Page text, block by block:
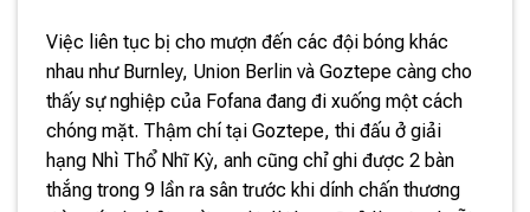
Việc liên tục bị cho mượn đến các đội bóng khác
nhau như Burnley, Union Berlin và Goztepe càng cho
thấy sự nghiệp của Fofana đang đi xuống một cách
chóng mặt. Thậm chí tại Goztepe, thi đấu ở giải
hạng Nhì Thổ Nhĩ Kỳ, anh cũng chỉ ghi được 2 bàn
thắng trong 9 lần ra sân trước khi dính chấn thương